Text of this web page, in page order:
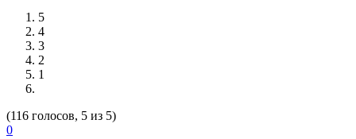
5
4
3
2
1
(116 голосов, 5 из 5)
0